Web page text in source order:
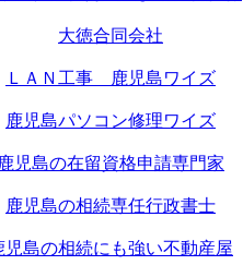
大徳合同会社
ＬＡＮ工事 鹿児島ワイズ
鹿児島パソコン修理ワイズ
鹿児島の在留資格申請専門家
鹿児島の相続専任行政書士
児島の相続にも強い不動産屋